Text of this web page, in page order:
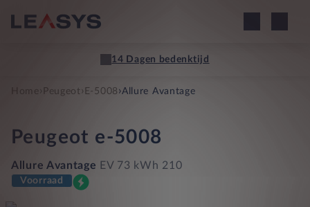
14 Dagen bedenktijd
Home › Peugeot › E-5008 ›Allure Avantage
Peugeot e-5008
Allure Avantage EV 73 kWh 210
Voorraad